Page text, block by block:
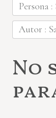
Persona :
Autor :
No